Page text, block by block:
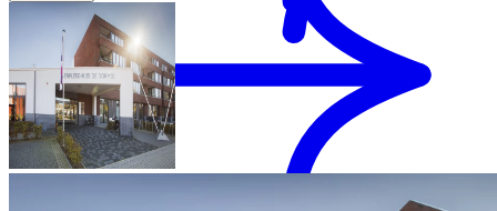
Dagbesteding
MENS magazine